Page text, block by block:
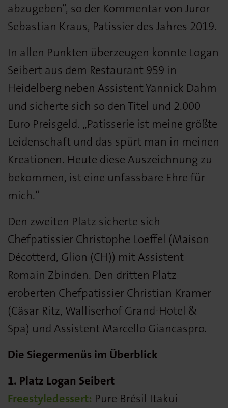
abzugeben“, so der Kommentar von Juror
Sebastian Kraus, Patissier des Jahres 2019.
In allen Punkten überzeugen konnte Logan
Seibert aus dem Restaurant 959 in
Heidelberg neben Assistent Yannick Dahm
und sicherte sich so den Titel und 2.000
Euro Preisgeld. „Patisserie ist meine größte
Leidenschaft und das spürt man in meinen
Kreationen. Heute diese Auszeichnung zu
bekommen, ist eine unfassbare Ehre für
mich.“
Den zweiten Platz sicherte sich
Chefpatissier Christophe Loeffel (Maison
Décotterd, Glion (CH)) mit Assistent
Romain Zbinden. Den dritten Platz
eroberten Chefpatissier Christian Kramer
(Cäsar Ritz, Walliserhof Grand-Hotel &
Spa) und Assistent Marcello Giancaspro.
Die Siegermenüs im Überblick
1. Platz Logan Seibert
Freestyledessert: Pure Brésil Itakui